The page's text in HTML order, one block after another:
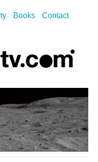
Books
Contact